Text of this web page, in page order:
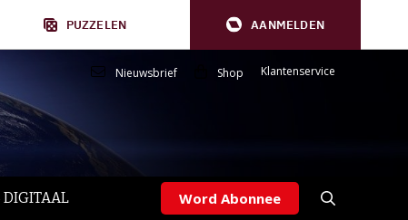
PUZZELEN AANMELDEN
Nieuwsbrief Shop Klantenservice
DIGITAAL Word Abonnee